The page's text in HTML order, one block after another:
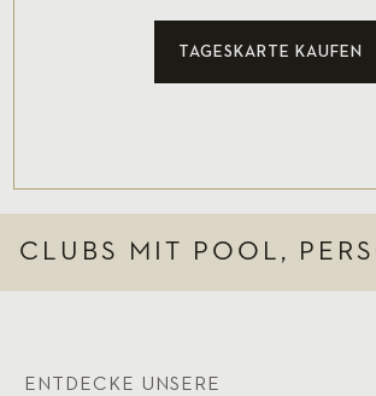
TAGESKARTE KAUFEN
CLUBS MIT POOL,
ENTDECKE UNSERE